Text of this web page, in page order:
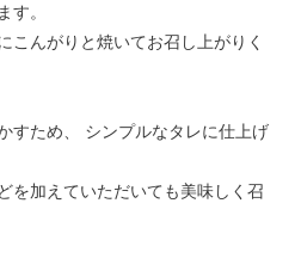
す。
こんがりと焼いてお召し上がりく
すため、 シンプルなタレに仕上げ
を加えていただいても美味しく召